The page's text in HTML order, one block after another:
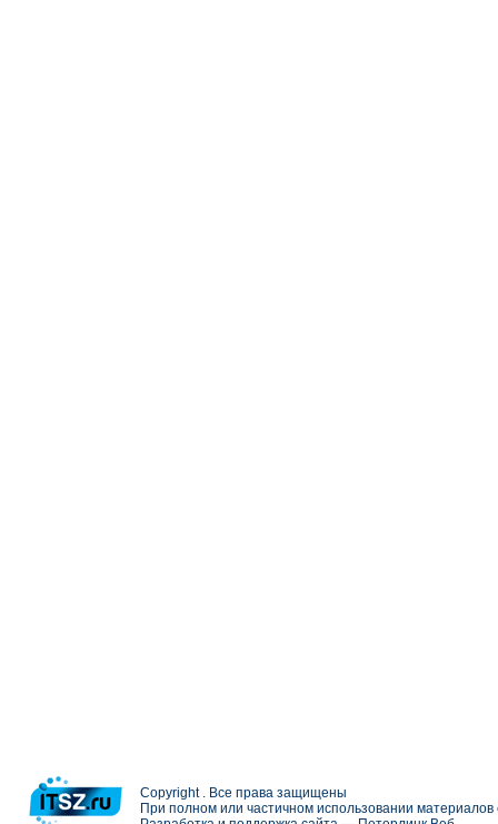
Copyright . Все права защищены
При полном или частичном использовании